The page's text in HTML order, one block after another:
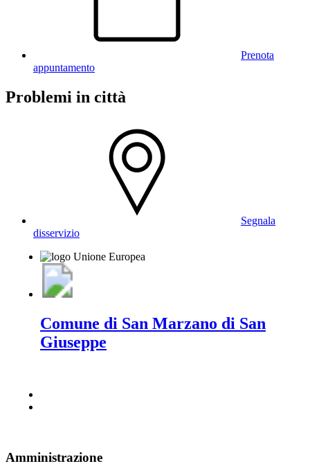
Prenota
appuntamento
Problemi in città
Segnala
disservizio
Comune di San Marzano di San
Giuseppe
Amministrazione